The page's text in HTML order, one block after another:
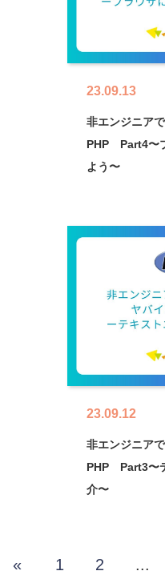
23.09.13
非エンジニア
PHP Part4〜
よう〜
23.09.12
非エンジニア
PHP Part3〜
介〜
« 1 2 ...